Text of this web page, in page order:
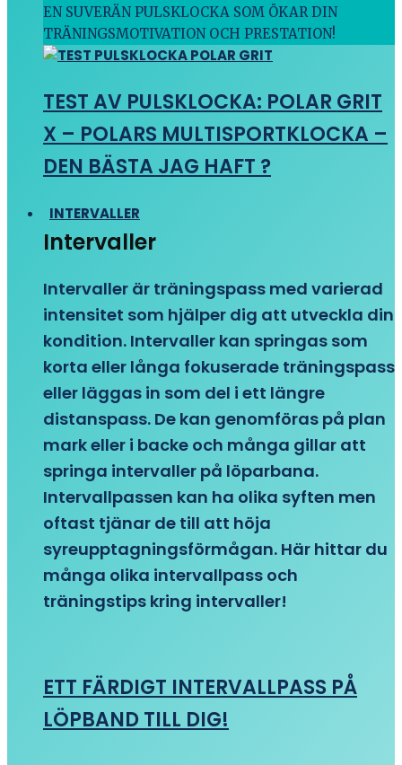
EN SUVERÄN PULSKLOCKA SOM ÖKAR DIN
TRÄNINGSMOTIVATION OCH PRESTATION!
TEST AV PULSKLOCKA: POLAR GRIT
X – POLARS MULTISPORTKLOCKA –
DEN BÄSTA JAG HAFT ?
INTERVALLER
Intervaller
Intervaller är träningspass med varierad
intensitet som hjälper dig att utveckla din
kondition. Intervaller kan springas som
korta eller långa fokuserade träningspass
eller läggas in som del i ett längre
distanspass. De kan genomföras på plan
mark eller i backe och många gillar att
springa intervaller på löparbana.
Intervallpassen kan ha olika syften men
oftast tjänar de till att höja
syreupptagningsförmågan. Här hittar du
många olika intervallpass och
träningstips kring intervaller!
ETT FÄRDIGT INTERVALLPASS PÅ
LÖPBAND TILL DIG!